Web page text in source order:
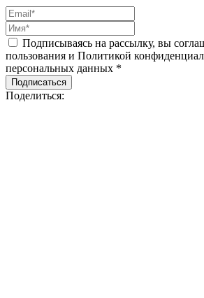
Подписываясь на рассылку, вы
пользования и Политикой
персональных данных *
Подписаться
Поделиться: